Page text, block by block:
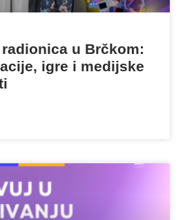
radionica u Brčkom:
igre i medijske